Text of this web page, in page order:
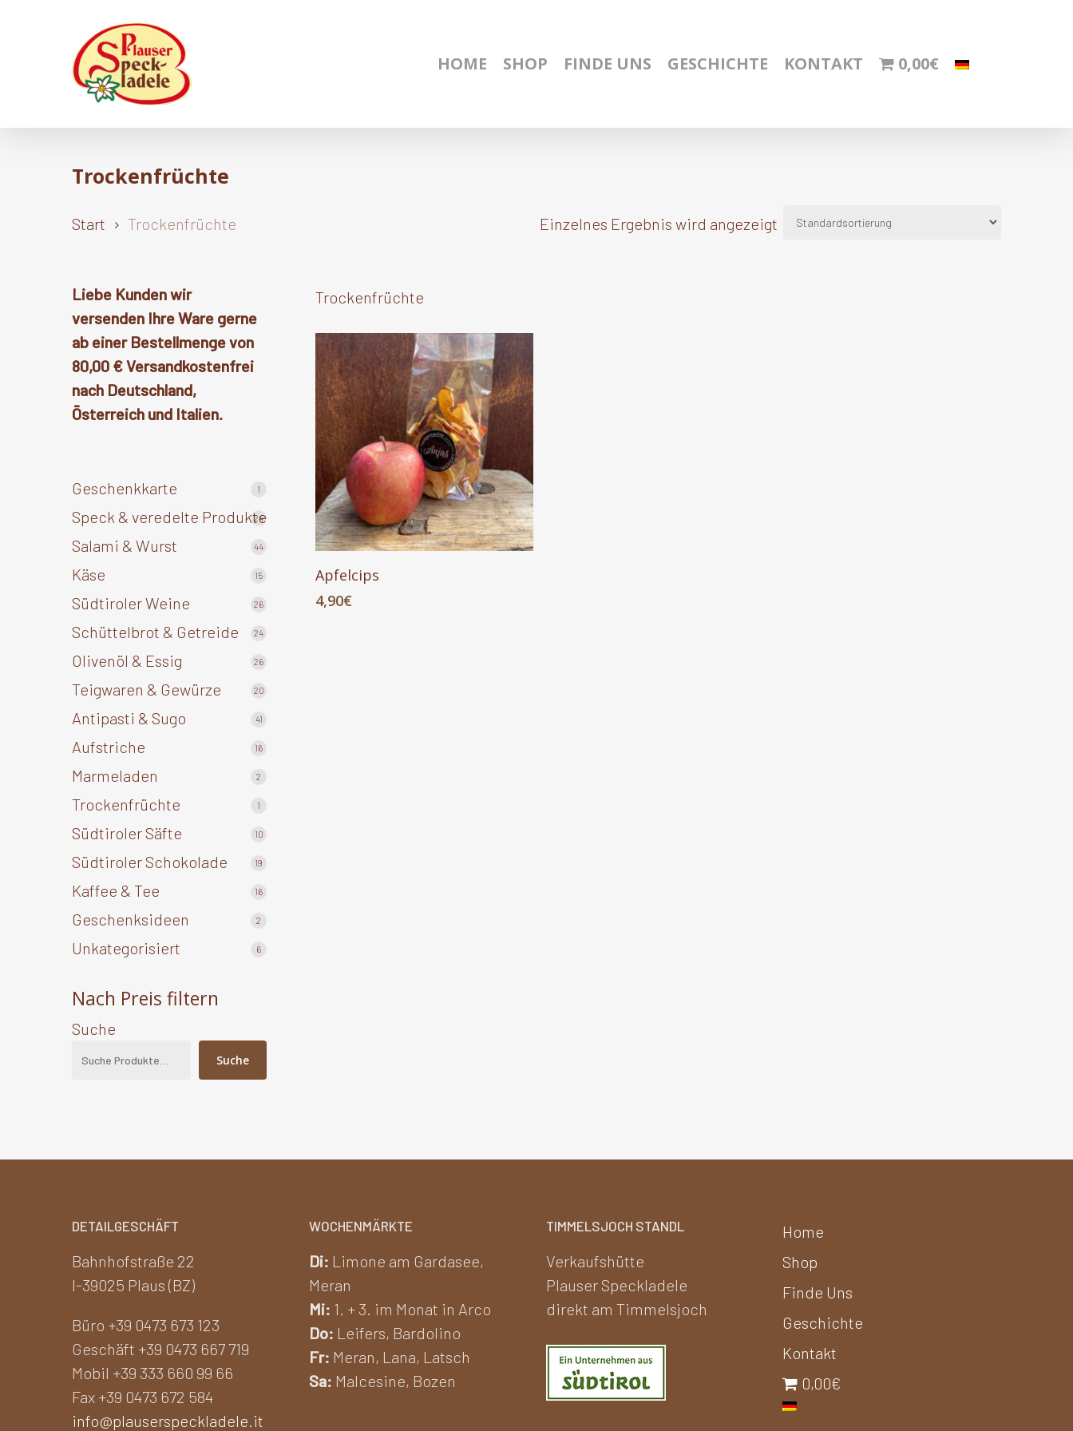
HOME SHOP FINDE UNS GESCHICHTE KONTAKT 0,00€
Trockenfrüchte
Einzelnes Ergebnis wird angezeigt
Start Trockenfrüchte
Liebe Kunden wir
versenden Ihre Ware gerne
ab einer Bestellmenge von
80,00 € Versandkostenfrei
nach Deutschland,
Österreich und Italien.
Geschenkkarte 1
Speck & veredelte Produkte
2424
Salami & Wurst 4444
Käse 1515
Südtiroler Weine 2626
Schüttelbrot & Getreide 2424
Olivenöl & Essig 2626
Teigwaren & Gewürze 2020
Antipasti & Sugo 4141
Aufstriche 1616
Marmeladen 2
Trockenfrüchte 1
Südtiroler Säfte 1010
Südtiroler Schokolade 19
Kaffee & Tee 1616
Geschenksideen 2
Unkategorisiert 66
Nach Preis filtern
Suche
Suche
Trockenfrüchte
Apfelcips
4,90€
DETAILGESCHÄFT
Bahnhofstraße 22
I-39025 Plaus (BZ)
Büro +39 0473 673 123
Geschäft +39 0473 667 719
Mobil +39 333 660 99 66
Fax +39 0473 672 584
info@plauserspeckladele.it
WOCHENMÄRKTE
Di: Limone am Gardasee,
Meran
Mi: 1. + 3. im Monat in Arco
Do: Leifers, Bardolino
Fr: Meran, Lana, Latsch
Sa: Malcesine, Bozen
TIMMELSJOCH STANDL
Verkaufshütte
Plauser Speckladele
direkt am Timmelsjoch
Home
Shop
Finde Uns
Geschichte
Kontakt
0,00€